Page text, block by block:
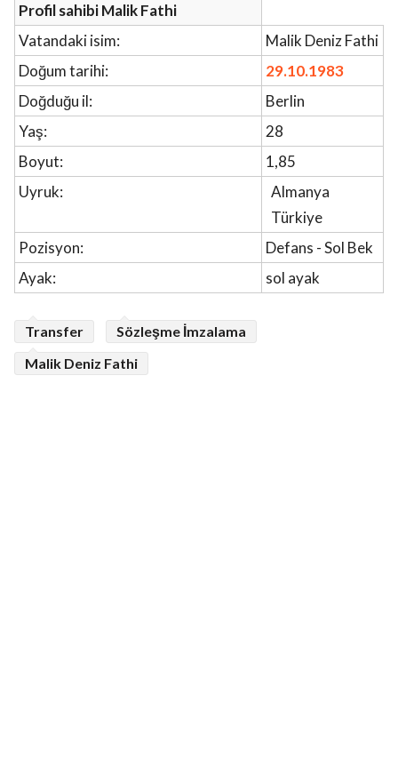
Profil sahibi Malik Fathi
Vatandaki isim:
Malik Deniz Fathi
Doğum tarihi:
29.10.1983
Doğduğu il:
Berlin
Yaş:
28
Boyut:
1,85
Uyruk:
Almanya
Türkiye
Pozisyon:
Defans - Sol Bek
Ayak:
sol ayak
Transfer
Sözleşme İmzalama
Malik Deniz Fathi